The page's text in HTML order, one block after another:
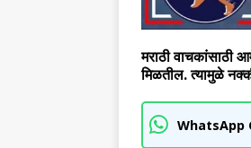
मराठी
मिळतील. त्यामुळे
WhatsApp